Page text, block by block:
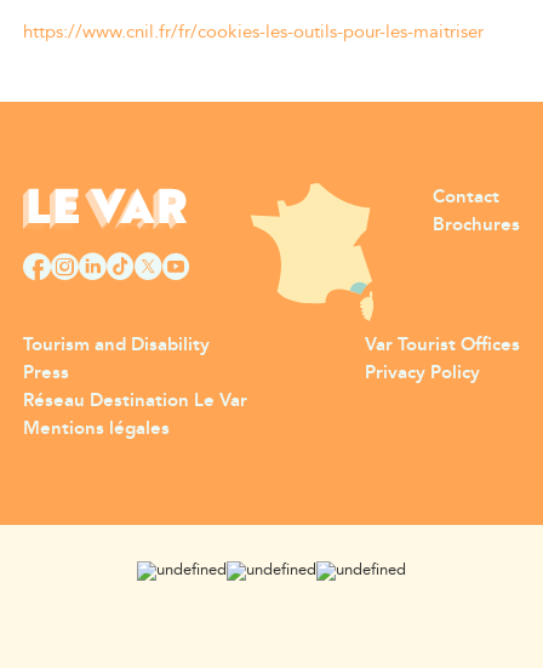
https://www.cnil.fr/fr/cookies-les-outils-pour-les-maitriser
Contact
Brochures
Tourism and Disability
Press
Var Tourist Offices
Privacy Policy
Réseau Destination Le Var
Mentions légales